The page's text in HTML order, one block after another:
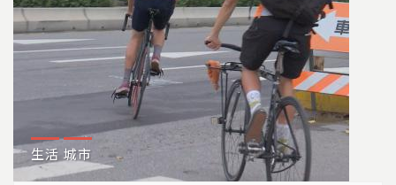
生活 城市